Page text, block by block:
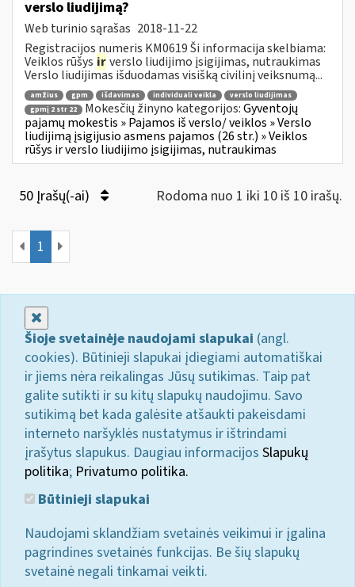
verslo liudijimą?
Web turinio sąrašas 2018-11-22
Registracijos numeris KM0619 Ši informacija skelbiama:
Veiklos rūšys irverslo liudijimo įsigijimas, nutraukimas
Verslo liudijimas išduodamas visišką civilinį veiksnumą...
amžius gpm išdavimas individuali veikla
verslo liudijimas
gpmį 2 str 22
Mokesčių žinyno kategorijos:Gyventojų
pajamų mokestis » Pajamos iš verslo/ veiklos » Verslo
liudijimą įsigijusio asmens pajamos (26 str.) » Veiklos
rūšys ir verslo liudijimo įsigijimas, nutraukimas
50 Įrašų(-ai) Rodoma nuo 1 iki 10 iš 10 irašų.
1
Šioje svetainėje naudojami slapukai (angl.
cookies). Būtinieji slapukai įdiegiami automatiškai
ir jiems nėra reikalingas Jūsų sutikimas. Taip pat
galite sutikti ir su kitų slapukų naudojimu. Savo
sutikimą bet kada galėsite atšaukti pakeisdami
interneto naršyklės nustatymus ir ištrindami
įrašytus slapukus. Daugiau informacijos Slapukų
politika; Privatumo politika.
Būtinieji slapukai
Naudojami sklandžiam svetainės veikimui ir įgalina
pagrindines svetainės funkcijas. Be šių slapukų
svetainė negali tinkamai veikti.